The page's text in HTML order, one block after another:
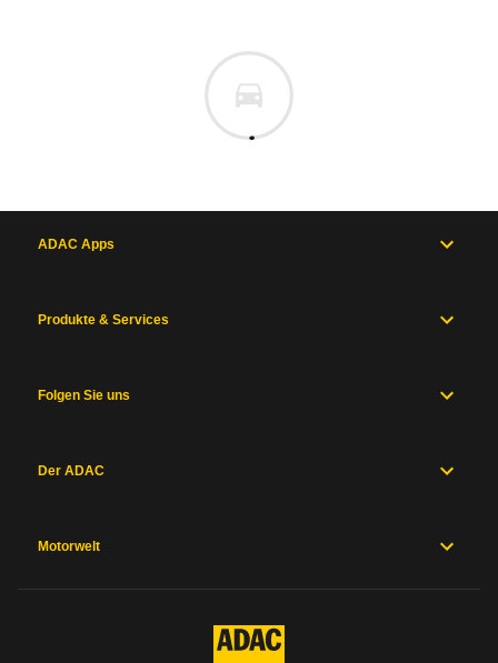
ADAC Apps
Produkte & Services
Folgen Sie uns
Der ADAC
Motorwelt